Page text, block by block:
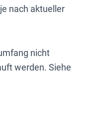
nach aktueller
nicht
werden. Siehe